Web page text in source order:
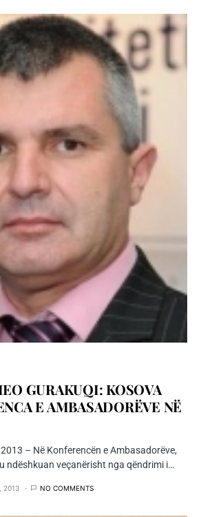
GURAKUQI: KOSOVA
E AMBASADORËVE NË
– Në Konferencën e Ambasadorëve,
ndëshkuan veçanërisht nga qëndrimi i…
2013 NO COMMENTS